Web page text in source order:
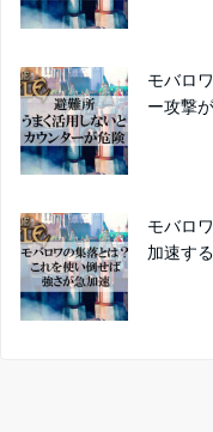
モバロ
ー攻撃
モバロ
加速する